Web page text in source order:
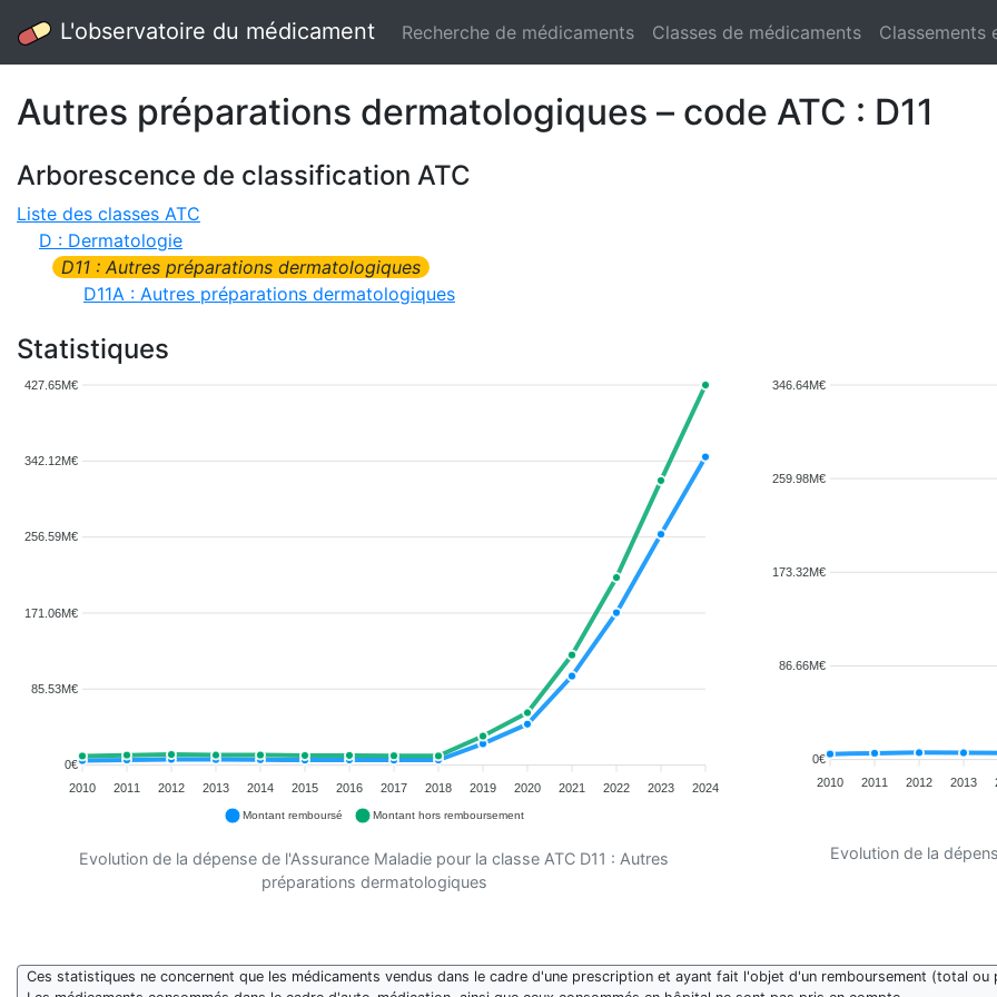
L'observatoire du médicament Recherche de médicaments Classes de médicaments Classements
Autres préparations dermatologiques – code ATC : D11
Arborescence de classification ATC
Liste des classes ATC
D : Dermatologie
D11 : Autres préparations dermatologiques
D11A : Autres préparations dermatologiques
Statistiques
427.65M€
342.12M€
256.59M€
171.06M€
85.53M€
0€
2010
2011 2012 2013 2014 2015 2016 2017 2018 2019 2020 2021 2022 2023 2024
Montant remboursé Montant hors remboursement
Evolution de la dépense de l'Assurance Maladie pour la classe ATC D11 : Autres
préparations dermatologiques
346.64M€
259.98M€
173.32M€
86.66M€
0€
2010
2011 2012 2013
Evolution de la
Ces statistiques ne concernent que les médicaments vendus dans le cadre d'une prescription et ayant fait l'objet d'un remboursement (total ou